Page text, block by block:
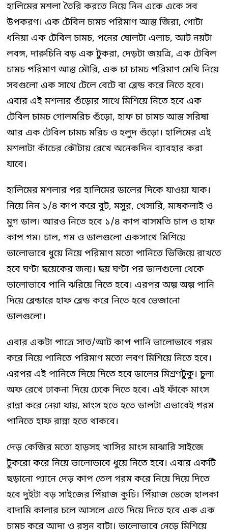
হালিমের মশলা তৈরি করতে নিয়ে নিন একে একে সব
উপকরণ। এক টেবিল চামচ পরিমাণ আস্ত জিরা, গোটা
ধনিয়া এক টেবিল চামচ, পনের ষোলটা এলাচ, আট নয়টা
লবঙ্গ, দারুচিনি বড় এক টুকরা, দেড়টা জয়ত্রি, এক টেবিল
চামচ পরিমাণ আস্ত মৌরি, এক চা চামচ পরিমাণ মেথি নিয়ে
সবগুলো এক সাথে টেলে বেটে বা ব্লেন্ড করে নিতে হবে।
এবার এই মশলার গুঁড়োর সাথে মিশিয়ে নিতে হবে এক
টেবিল চামচ গোলমরিচ গুঁড়ো, হাফ চা চামচ আস্ত সরিষা
আর এক টেবিল চামচ মরিচ ও হলুদ গুঁড়ো। হালিমের এই
মশলাটা কাঁচের কৌটায় রেখে অনেকদিন ব্যাবহার করা
যাবে।
হালিমের মশলার পর হালিমের ডালের দিকে যাওয়া যাক।
নিয়ে নিন ১/৪ কাপ করে বুট, মসুর, খেসারি, মাষকলাই ও
মুগ ডাল। আরও নিতে হবে ১/৪ কাপ বাসমতি চাল ও হাফ
কাপ গম। চাল, গম ও ডালগুলো একসাথে মিশিয়ে
ভালোভাবে ধুয়ে নিয়ে পরিমাণ মতো পানিতে ভিজিয়ে রাখতে
হবে ঘণ্টা ছয়েকের জন্য। ছয় ঘণ্টা পর ডালগুলো থেকে
ভালোভাবে পানি ঝরিয়ে নিতে হবে। এরপর অল্প অল্প পানি
দিয়ে ব্লেন্ডারে হাফ ব্লেন্ড করে নিতে হবে ভেজানো
ডালগুলো।
এবার একটা পাত্রে সাত/আট কাপ পানি ভালোভাবে গরম
করে নিয়ে পানিতে পরিমাণ মতো লবণ মিশিয়ে নিতে হবে।
এরপর এই পানিতে দিয়ে দিতে হবে ডালের মিশ্রণটুকু। চুলা
অফ রেখে ঢাকনা দিয়ে ঢেকে দিতে হবে। এই ফাঁকে মাংস
রান্না করে নেয়া যায়, মাংস হতে হতে ডালটা এভাবেই গরম
পানিতে হাফ রান্না হতে থাকবে।
দেড় কেজির মতো হাড়সহ খাসির মাংস মাঝারি সাইজে
টুকরো করে নিয়ে ভালোভাবে ধুয়ে নিতে হবে। এবার একটি
ছড়ানো প্যানে দেড় কাপ তেল গরম করে নিয়ে দিয়ে দিতে
হবে দুইটা বড় সাইজের পিঁয়াজ কুচি। পিঁয়াজ ভেজে হালকা
বাদামি কালার চলে আসলে এতে দিয়ে দিতে হবে এক এক
চামচ করে আদা ও রসুন বাটা। ভালোভাবে নেড়ে মিশিয়ে